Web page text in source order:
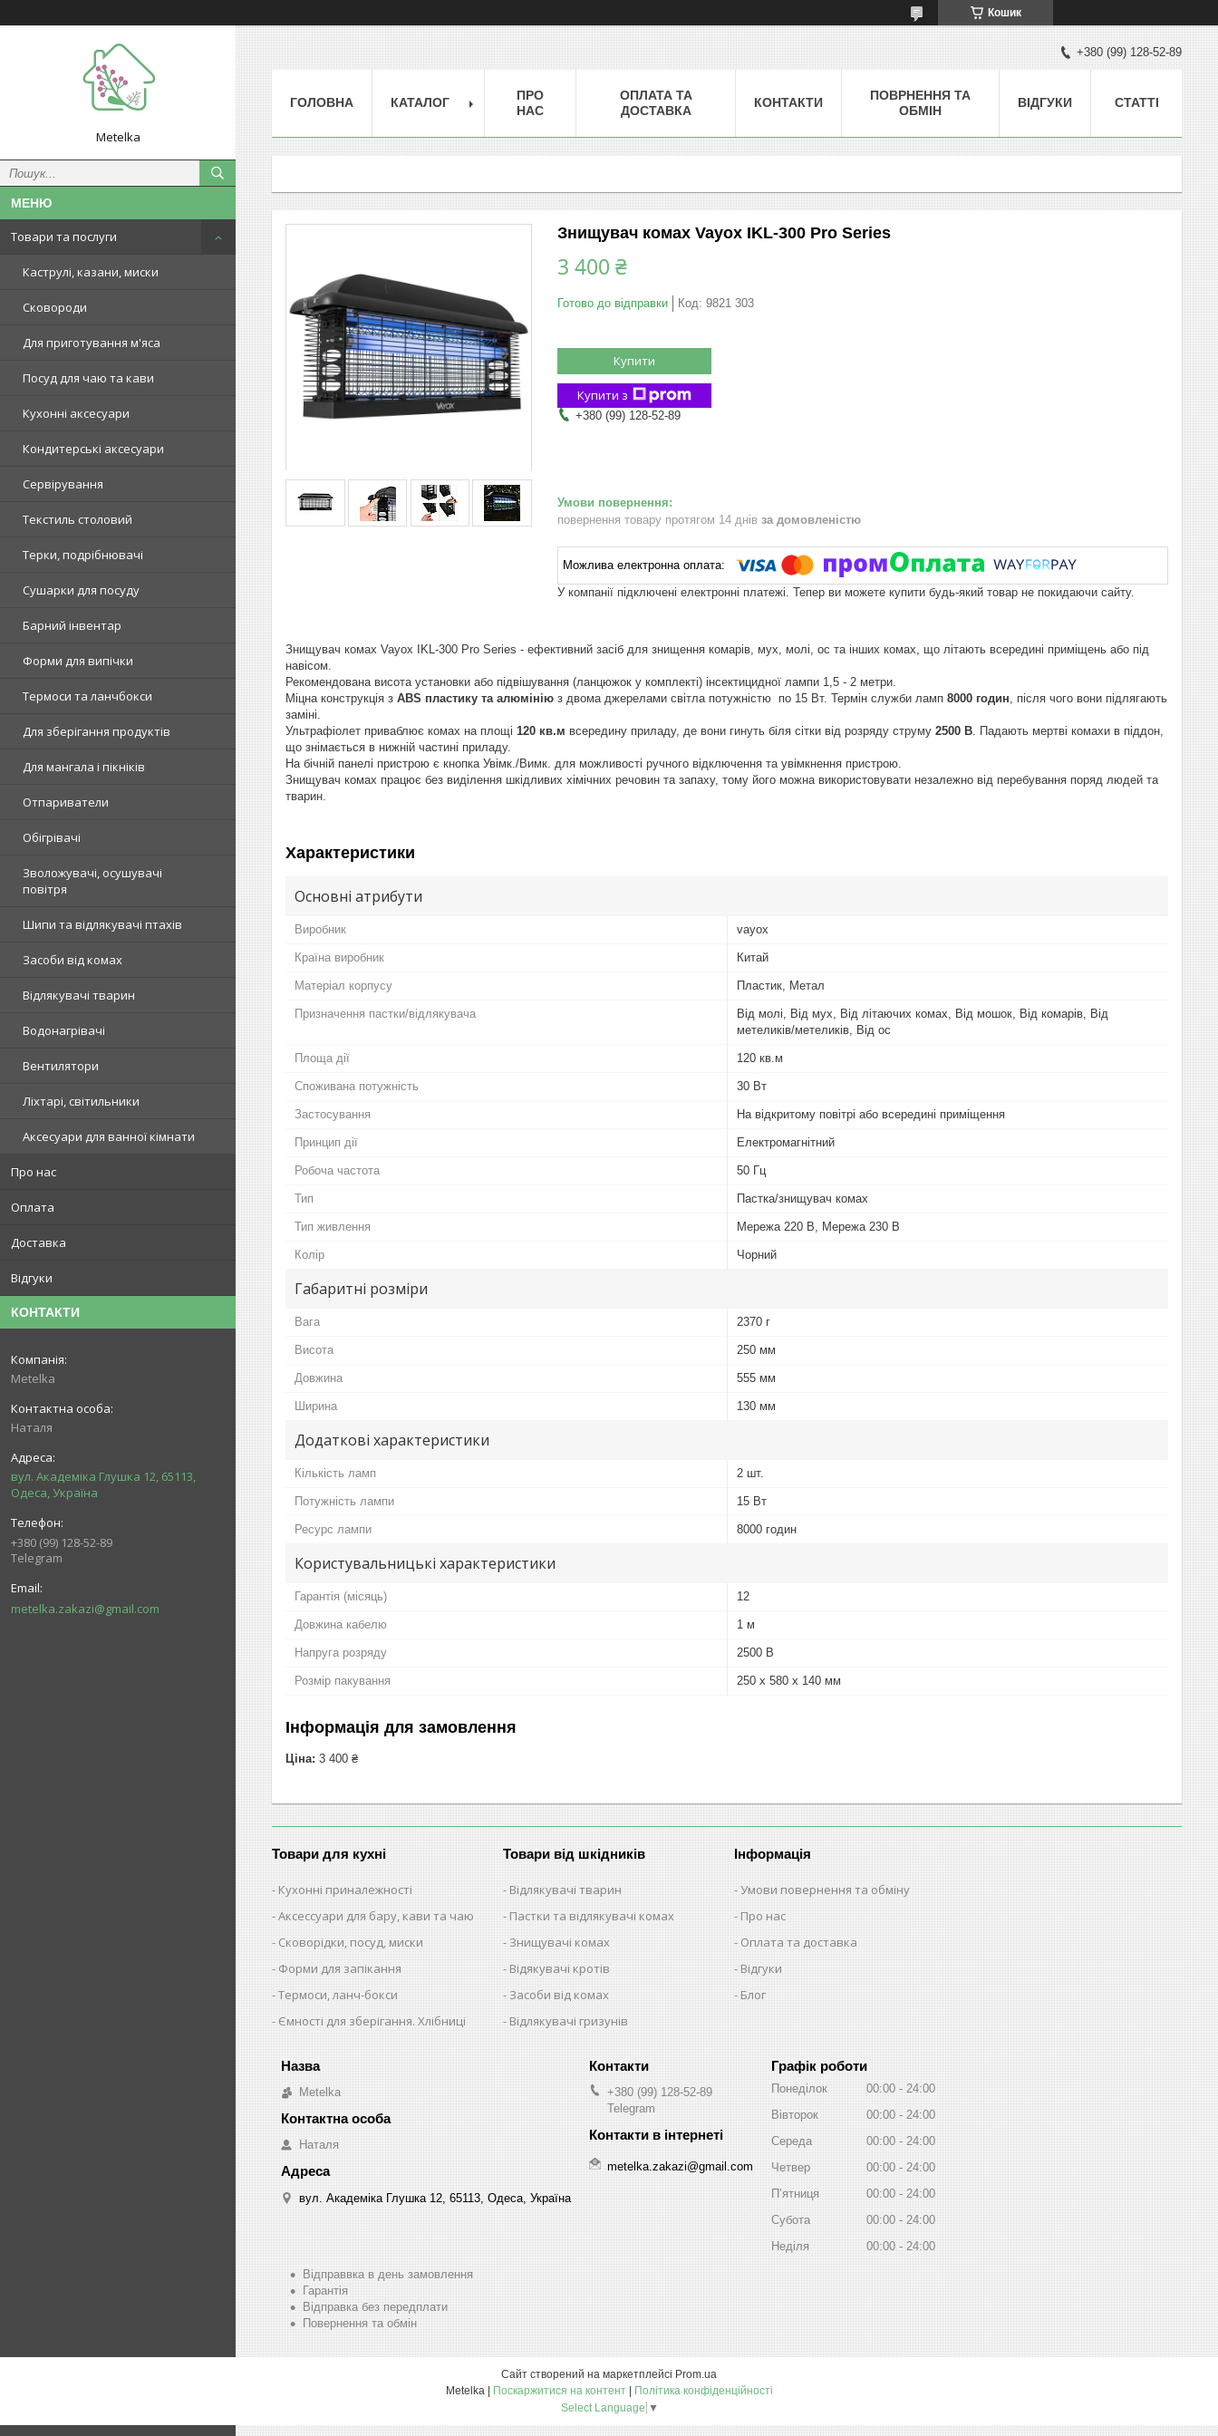
Кошик
Metelka
Товари та послуги
Каструлі, казани, миски
Сковороди
Для приготування м'яса
Посуд для чаю та кави
Кухонні аксесуари
Кондитерські аксесуари
Сервірування
Текстиль столовий
Терки, подрібнювачі
Сушарки для посуду
Барний інвентар
Форми для випічки
Термоси та ланчбокси
Для зберігання продуктів
Для мангала і пікніків
Отпариватели
Обігрівачі
Зволожувачі, осушувачі
повітря
Шипи та відлякувачі птахів
Засоби від комах
Відлякувачі тварин
Водонагрівачі
Вентилятори
Ліхтарі, світильники
Аксесуари для ванної кімнати
Про нас
Оплата
Доставка
Відгуки
КОНТАКТИ
Metelka
Наталя
вул. Академіка Глушка 12, 65113,
Одеса, Україна
+380 (99) 128-52-89
Telegram
metelka.zakazi@gmail.com
+380 (99) 128-52-89
ГОЛОВНА КАТАЛОГ
ПРО
НАС
ОПЛАТА ТА
ДОСТАВКА
КОНТАКТИ
ПОВРНЕННЯ ТА
ОБМІН
ВІДГУКИ СТАТТІ
Знищувач комах Vayox IKL-300 Pro Series
3 400 ₴
Готово до відправки Код: 9821 303
Купити
Купити з
+380 (99) 128-52-89
повернення товару протягом 14 днів за домовленістю
У компанії підключені електронні платежі. Тепер ви можете купити будь-який товар не покидаючи сайту.
Знищувач комах Vayox IKL-300 Pro Series - ефективний засіб для знищення комарів, мух, молі, ос та інших комах, що літають всередині приміщень або під
навісом.
Рекомендована висота установки або підвішування (ланцюжок у комплекті) інсектицидної лампи 1,5 - 2 метри.
Міцна конструкція з ABS пластику та алюмінію з двома джерелами світла потужністю по 15 Вт. Термін служби ламп 8000 годин , після чого вони підлягають
заміні.
Ультрафіолет приваблює комах на площі 120 кв.м всередину приладу, де вони гинуть біля сітки від розряду струму 2500 В . Падають мертві комахи в піддон,
що знімається в нижній частині приладу.
На бічній панелі пристрою є кнопка Увімк./Вимк. для можливості ручного відключення та увімкнення пристрою.
Знищувач комах працює без виділення шкідливих хімічних речовин та запаху, тому його можна використовувати незалежно від перебування поряд людей та
тварин.
Характеристики
Основні атрибути
Виробник vayox
Країна виробник Китай
Матеріал корпусу Пластик, Метал
Призначення пастки/відлякувача
Від молі, Від мух, Від літаючих комах, Від мошок, Від комарів, Від
метеликів/метеликів, Від ос
Площа дії 120 кв.м
Споживана потужність 30 Вт
Застосування На відкритому повітрі або всередині приміщення
Принцип дії Електромагнітний
Робоча частота 50 Гц
Тип Пастка/знищувач комах
Тип живлення Мережа 220 В, Мережа 230 В
Колір Чорний
Габаритні розміри
Вага 2370 г
Висота 250 мм
Довжина 555 мм
Ширина 130 мм
Додаткові характеристики
Кількість ламп 2 шт.
Потужність лампи 15 Вт
Ресурс лампи 8000 годин
Користувальницькі характеристики
Гарантія (місяць) 12
Довжина кабелю 1 м
Напруга розряду 2500 В
Розмір пакування 250 х 580 х 140 мм
Інформація для замовлення
Ціна: 3 400 ₴
Товари для кухні
Кухонні приналежності
Аксессуари для бару, кави та чаю
Сковорідки, посуд, миски
Форми для запікання
Термоси, ланч-бокси
Ємності для зберігання. Хлібниці
Товари від шкідників
Відлякувачі тварин
Пастки та відлякувачі комах
Знищувачі комах
Відякувачі кротів
Засоби від комах
Відлякувачі гризунів
Інформація
Умови повернення та обміну
Про нас
Оплата та доставка
Відгуки
Блог
Metelka
Наталя
вул. Академіка Глушка 12, 65113, Одеса, Україна
+380 (99) 128-52-89
Telegram
metelka.zakazi@gmail.com
Графік роботи
Понеділок 00:00
24:00
Вівторок
00:00
24:00
Середа
00:00
24:00
Четвер
00:00
24:00
Пʼятниця
00:00
24:00
Субота
00:00
24:00
Неділя
00:00 24:00
Відправвка в день замовлення
Гарантія
Відправка без передплати
Повернення та обмін
Сайт створений на маркетплейсі Prom.ua
Поскаржитися на контент
Політика конфіденційності
Select Language ▼